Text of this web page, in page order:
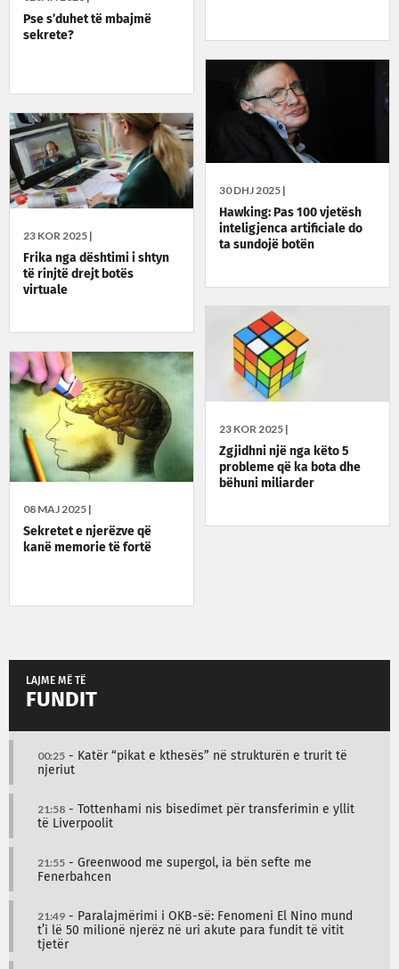
Pse s’duhet të mbajmë
sekrete?
30 DHJ 2025 |
Hawking: Pas 100 vjetësh
inteligjenca artificiale do
ta sundojë botën
23 KOR 2025 |
Frika nga dështimi i shtyn
të rinjtë drejt botës
virtuale
23 KOR 2025 |
Zgjidhni një nga këto 5
probleme që ka bota dhe
bëhuni miliarder
08 MAJ 2025 |
Sekretet e njerëzve që
kanë memorie të fortë
LAJME MË TË
FUNDIT
00:25 - Katër “pikat e kthesës” në strukturën e trurit të
njeriut
21:58 - Tottenhami nis bisedimet për transferimin e yllit
të Liverpoolit
21:55 - Greenwood me supergol, ia bën sefte me
Fenerbahcen
21:49 - Paralajmërimi i OKB-së: Fenomeni El Nino mund
t’i lë 50 milionë njerëz në uri akute para fundit të vitit
tjetër